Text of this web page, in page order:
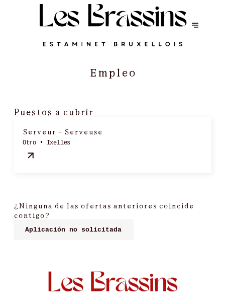
Empleo
Puestos a cubrir
Serveur - Serveuse
Otro • Ixelles
¿Ninguna de las ofertas anteriores coincide
contigo?
Aplicación no solicitada